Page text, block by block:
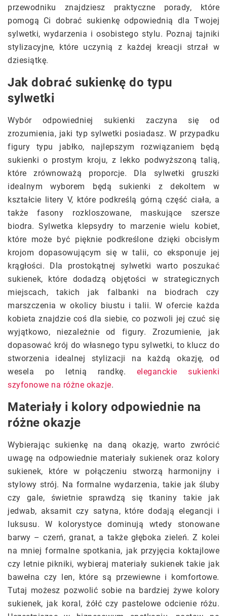
przewodniku znajdziesz praktyczne porady, które
pomogą Ci dobrać sukienkę odpowiednią dla Twojej
sylwetki, wydarzenia i osobistego stylu. Poznaj tajniki
stylizacyjne, które uczynią z każdej kreacji strzał w
dziesiątkę.
Jak dobrać sukienkę do typu
sylwetki
Wybór odpowiedniej sukienki zaczyna się od
zrozumienia, jaki typ sylwetki posiadasz. W przypadku
figury typu jabłko, najlepszym rozwiązaniem będą
sukienki o prostym kroju, z lekko podwyższoną talią,
które zrównoważą proporcje. Dla sylwetki gruszki
idealnym wyborem będą sukienki z dekoltem w
kształcie litery V, które podkreślą górną część ciała, a
także fasony rozkloszowane, maskujące szersze
biodra. Sylwetka klepsydry to marzenie wielu kobiet,
które może być pięknie podkreślone dzięki obcisłym
krojom dopasowującym się w talii, co eksponuje jej
krągłości. Dla prostokątnej sylwetki warto poszukać
sukienek, które dodadzą objętości w strategicznych
miejscach, takich jak falbanki na biodrach czy
marszczenia w okolicy biustu i talii. W ofercie każda
kobieta znajdzie coś dla siebie, co pozwoli jej czuć się
wyjątkowo, niezależnie od figury. Zrozumienie, jak
dopasować krój do własnego typu sylwetki, to klucz do
stworzenia idealnej stylizacji na każdą okazję, od
wesela po letnią randkę. eleganckie sukienki
szyfonowe na różne okazje.
Materiały i kolory odpowiednie na
różne okazje
Wybierając sukienkę na daną okazję, warto zwrócić
uwagę na odpowiednie materiały sukienek oraz kolory
sukienek, które w połączeniu stworzą harmonijny i
stylowy strój. Na formalne wydarzenia, takie jak śluby
czy gale, świetnie sprawdzą się tkaniny takie jak
jedwab, aksamit czy satyna, które dodają elegancji i
luksusu. W kolorystyce dominują wtedy stonowane
barwy – czerń, granat, a także głęboka zieleń. Z kolei
na mniej formalne spotkania, jak przyjęcia koktajlowe
czy letnie pikniki, wybieraj materiały sukienek takie jak
bawełna czy len, które są przewiewne i komfortowe.
Tutaj możesz pozwolić sobie na bardziej żywe kolory
sukienek, jak koral, żółć czy pastelowe odcienie różu.